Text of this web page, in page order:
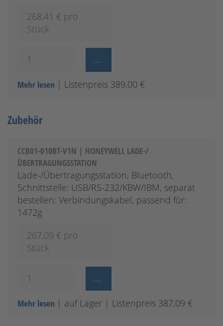
268,41 € pro
Stück
Mehr lesen | Listenpreis 389,00 €
Zubehör
CCB01-010BT-V1N | HONEYWELL LADE-/
ÜBERTRAGUNGSSTATION
Lade-/Übertragungsstation, Bluetooth,
Schnittstelle: USB/RS-232/KBW/IBM, separat
bestellen: Verbindungskabel, passend für:
1472g
267,09 € pro
Stück
Mehr lesen | auf Lager | Listenpreis 387,09 €